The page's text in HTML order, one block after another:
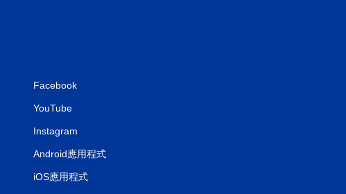
Facebook
YouTube
Instagram
Android應用程式
iOS應用程式